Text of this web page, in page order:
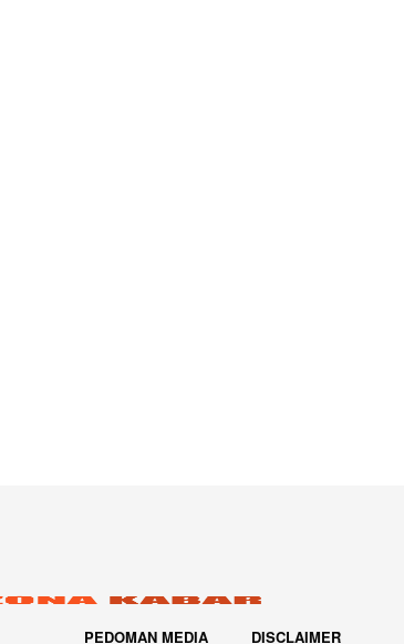
PEDOMAN MEDIA DISCLAIMER